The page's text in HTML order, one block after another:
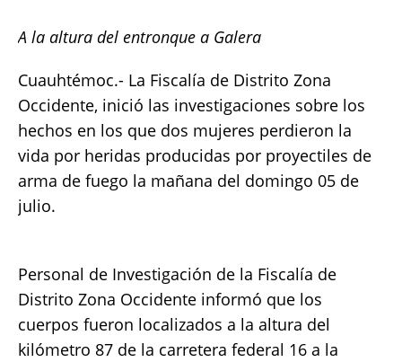
A
p
p
o
o
k
n
k
A la altura del entronque a Galera
Cuauhtémoc.- La Fiscalía de Distrito Zona
Occidente, inició las investigaciones sobre los
hechos en los que dos mujeres perdieron la
vida por heridas producidas por proyectiles de
arma de fuego la mañana del domingo 05 de
julio.
Personal de Investigación de la Fiscalía de
Distrito Zona Occidente informó que los
cuerpos fueron localizados a la altura del
kilómetro 87 de la carretera federal 16 a la